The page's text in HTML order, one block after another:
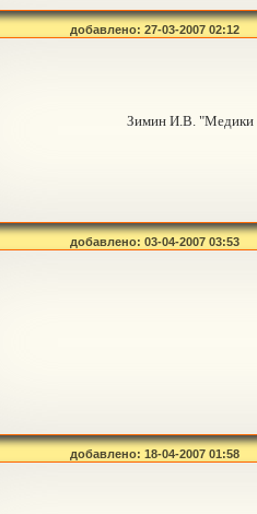
добавлено: 27-03-2007 02:12
Зимин И.В. "Медики
добавлено: 03-04-2007 03:53
добавлено: 18-04-2007 01:58